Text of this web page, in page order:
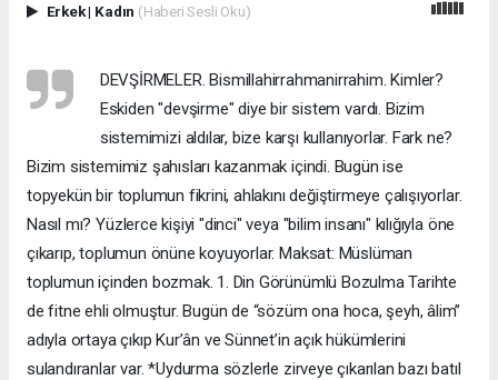
Erkek| Kadın (Haberi Sesli Oku)
DEVŞİRMELER. Bismillahirrahmanirrahim. Kimler?
Eskiden "devşirme" diye bir sistem vardı. Bizim
sistemimizi aldılar, bize karşı kullanıyorlar. Fark ne?
Bizim sistemimiz şahısları kazanmak içindi. Bugün ise
topyekün bir toplumun fikrini, ahlakını değiştirmeye çalışıyorlar.
Nasıl mı? Yüzlerce kişiyi "dinci" veya "bilim insanı" kılığıyla öne
çıkarıp, toplumun önüne koyuyorlar. Maksat: Müslüman
toplumun içinden bozmak. 1. Din Görünümlü Bozulma Tarihte
de fitne ehli olmuştur. Bugün de “sözüm ona hoca, şeyh, âlim”
adıyla ortaya çıkıp Kur’ân ve Sünnet’in açık hükümlerini
sulandıranlar var. *Uydurma sözlerle zirveye çıkarılan bazı batıl